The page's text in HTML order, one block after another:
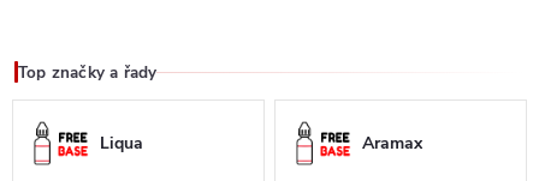
Top značky a řady
Liqua Aramax